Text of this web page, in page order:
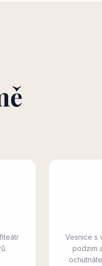
Vesnice s
podzim